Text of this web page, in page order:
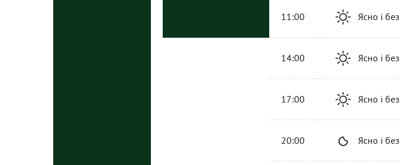
11:00 Ясно і
14:00 Ясно і
17:00 Ясно і
20:00 Ясно і